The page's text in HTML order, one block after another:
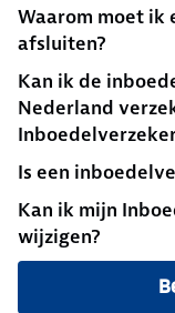
Waarom moet ik
afsluiten?
Kan ik de
Nederland
Is een
Kan ik mijn
wijzigen?